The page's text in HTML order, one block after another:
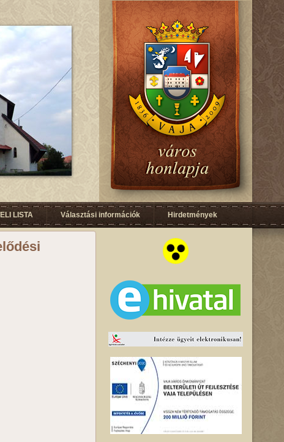
LISTA Választási információk Hirdetmények